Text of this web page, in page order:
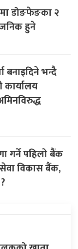
डोङफेङका २
हुने
बनाइदिने भन्दै
कार्यालय
गर्ने पहिलो बैंक
विकास बैंक,